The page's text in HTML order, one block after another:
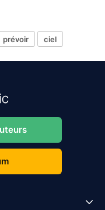
prévoir ciel